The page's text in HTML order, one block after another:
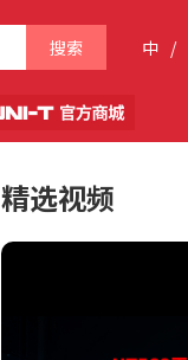
搜索 中 /
精选视频